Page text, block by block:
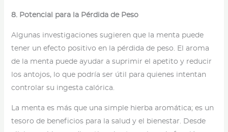
8. Potencial para la Pérdida de Peso
Algunas investigaciones sugieren que la menta puede
tener un efecto positivo en la pérdida de peso. El aroma
de la menta puede ayudar a suprimir el apetito y reducir
los antojos, lo que podría ser útil para quienes intentan
controlar su ingesta calórica.
La menta es más que una simple hierba aromática; es un
tesoro de beneficios para la salud y el bienestar. Desde